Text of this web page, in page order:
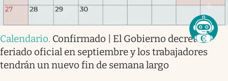
Calendario. Confirmado | El Gobierno decretó
feriado oficial en septiembre y los trabajadores
tendrán un nuevo fin de semana largo